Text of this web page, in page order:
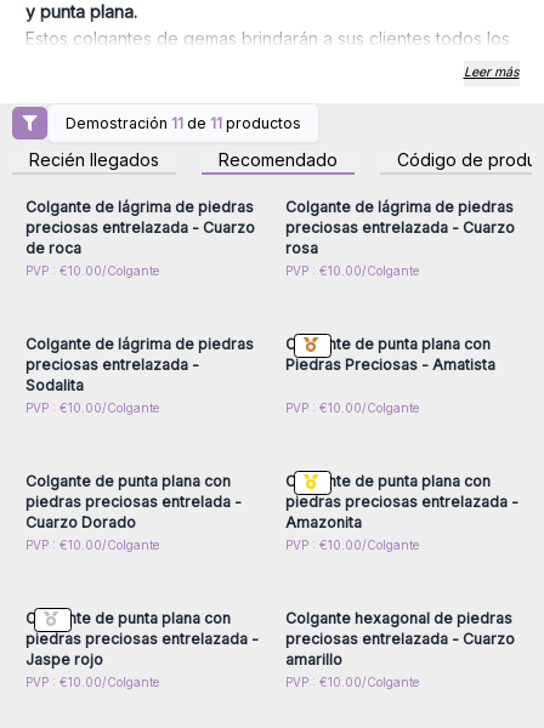
y punta plana.
Estos colgantes de gemas brindarán a sus clientes todos los
estos diferentes beneficios y efectos sobre las energías de
cada gema.
Su gran tamaño los hace especialmente fáciles de exhibir en
su escaparate o mostrador para captar la atención de sus
clientes. No dude al realizar el pedido para añadir nuestros
diversos muebles de exposición o nuestros expositores de
joyería.
mayor son perfectos para joyerías, tiendas de regalos y
revendedores que buscan piezas de alta calidad para
impresionar a sus clientes. Ofrezca a sus clientes la
oportunidad de agregar un toque de lujo a su colección de
Añade un toque de elegancia a tu tienda con nuestros
colgantes de gemas con cordones al por mayor y haz de
cada compra una experiencia inolvidable para tus clientes.
Leer más
Demostración 11 de 11 productos
Recién llegados Recomendado Código de
Inicie sesión o regístrese
para obtener precios al
por mayor
Colgante de lágrima de piedras
preciosas entrelazada - Cuarzo
de roca
PVP : €10.00/Colgante
para obtener precios al
por mayor
Colgante de lágrima de piedras
preciosas entrelazada - Cuarzo
rosa
PVP : €10.00/Colgante
Inicie sesión o regístrese
Colgante de lágrima de piedras
preciosas entrelazada -
Sodalita
PVP : €10.00/Colgante
Inicie sesión o regístrese
Colgante de punta plana con
Piedras Preciosas - Amatista
PVP : €10.00/Colgante
Inicie sesión o regístrese
Colgante de punta plana con
piedras preciosas entrelada -
Cuarzo Dorado
PVP : €10.00/Colgante
Inicie sesión o regístrese
Colgante de punta plana con
piedras preciosas entrelazada -
Amazonita
PVP : €10.00/Colgante
Inicie sesión o regístrese
Colgante de punta plana con
piedras preciosas entrelazada -
Jaspe rojo
PVP : €10.00/Colgante
Inicie sesión o regístrese
Colgante hexagonal de piedras
preciosas entrelazada - Cuarzo
amarillo
PVP : €10.00/Colgante
Inicie sesión o regístrese
Inicie sesión o regístrese